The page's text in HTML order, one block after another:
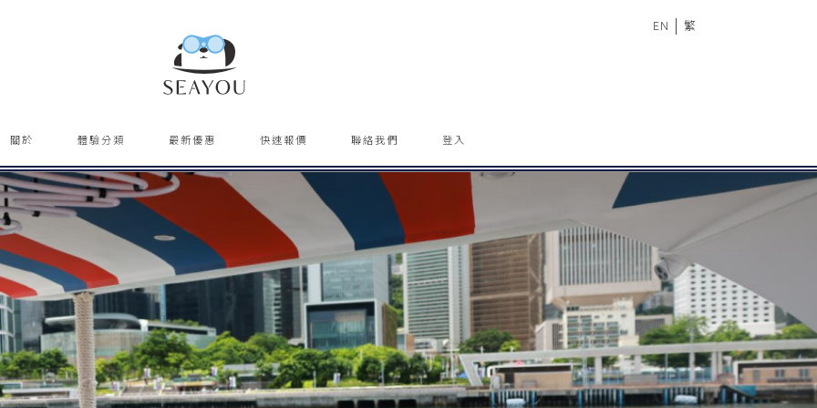
EN | 繁
關於 體驗分類 最新優惠 快速報價 聯絡我們 登入